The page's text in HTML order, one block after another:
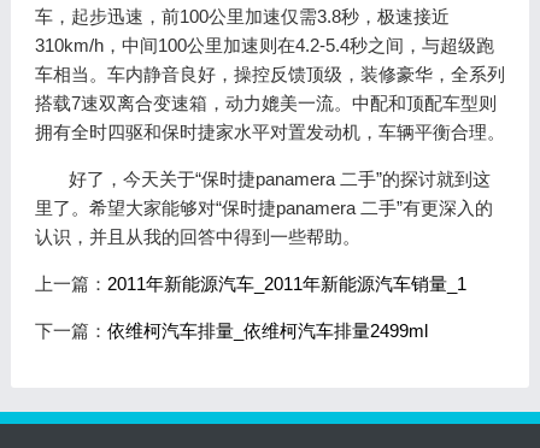
车，起步迅速，前100公里加速仅需3.8秒，极速接近
310km/h，中间100公里加速则在4.2-5.4秒之间，与超级跑
车相当。车内静音良好，操控反馈顶级，装修豪华，全系列
搭载7速双离合变速箱，动力媲美一流。中配和顶配车型则
拥有全时四驱和保时捷家水平对置发动机，车辆平衡合理。
好了，今天关于“保时捷panamera 二手”的探讨就到这
里了。希望大家能够对“保时捷panamera 二手”有更深入的
认识，并且从我的回答中得到一些帮助。
上一篇： 2011年新能源汽车_2011年新能源汽车销量_1
下一篇： 依维柯汽车排量_依维柯汽车排量2499ml